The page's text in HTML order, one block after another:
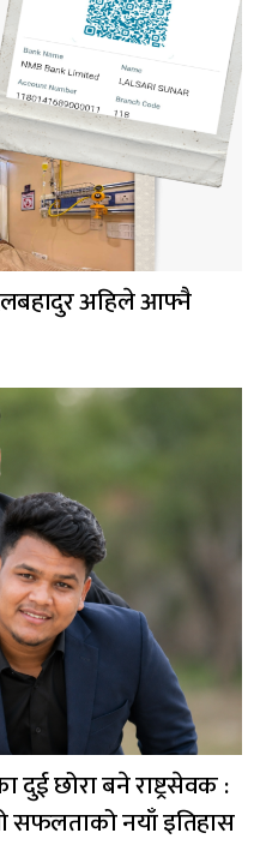
अहिले आफ्नै
छोरा बने राष्ट्रसेवक :
सफलताको नयाँ इतिहास